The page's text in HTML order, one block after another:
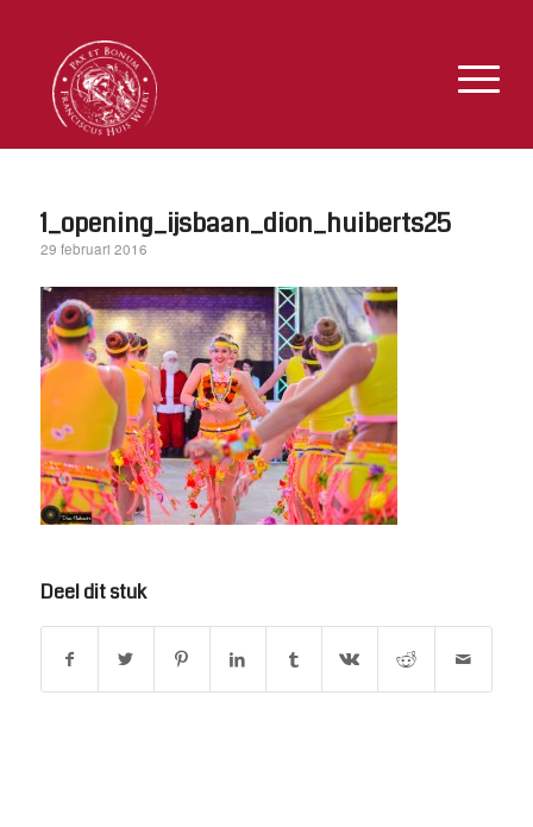
1_opening_ijsbaan_dion_huiberts25
29 februari 2016
Deel dit stuk